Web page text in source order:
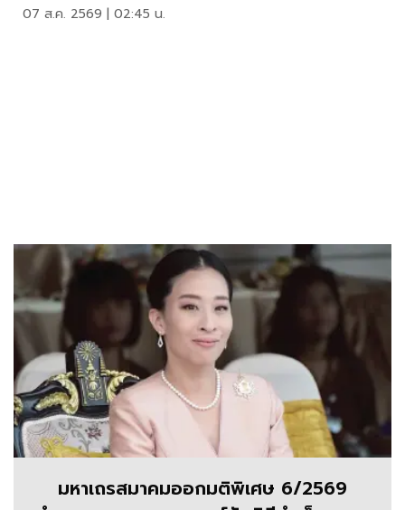
07 ส.ค. 2569 | 02:45 น.
มหาเถรสมาคมออกมติพิเศษ 6/2569